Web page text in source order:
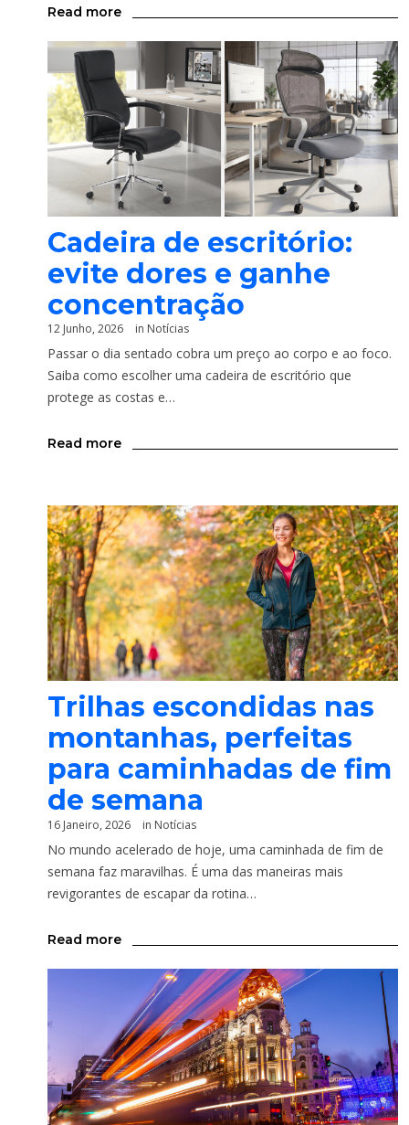
Read more
Cadeira de escritório:
evite dores e ganhe
concentração
12 Junho, 2026 in Notícias
Passar o dia sentado cobra um preço ao corpo e ao foco.
Saiba como escolher uma cadeira de escritório que
protege as costas e…
Read more
Trilhas escondidas nas
montanhas, perfeitas
para caminhadas de fim
de semana
16 Janeiro, 2026 in Notícias
No mundo acelerado de hoje, uma caminhada de fim de
semana faz maravilhas. É uma das maneiras mais
revigorantes de escapar da rotina…
Read more